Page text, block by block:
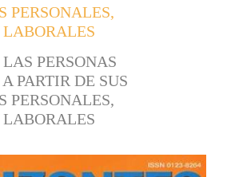
PERSONALES,
PERSONAS
PARTIR DE SUS
PERSONALES,